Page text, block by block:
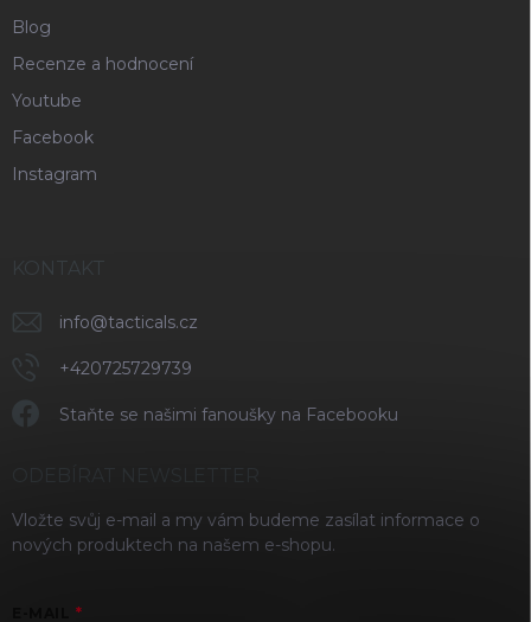
Blog
Recenze a hodnocení
Youtube
Facebook
Instagram
KONTAKT
info@tacticals.cz
+420725729739
Staňte se našimi fanoušky na Facebooku
Vložte svůj e-mail a my vám budeme zasílat informace o
nových produktech na našem e-shopu.